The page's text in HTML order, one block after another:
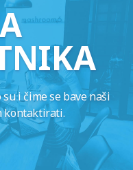
i čime se bave naši
kontaktirati.